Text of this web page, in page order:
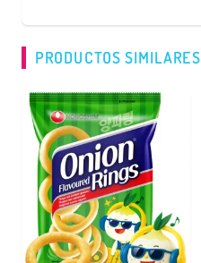
PRODUCTOS SIMILARES